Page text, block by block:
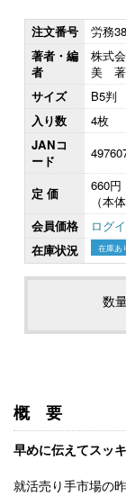
注文番号
労務
著者・編
者
株式
美 著
サイズ
B5判
入り数
4枚
JANコ
ード
定 価
660円
（本
会員価格
ログ
在庫状況
在庫あ
数
概要
早めに伝えてスッ
就活売り手市場の